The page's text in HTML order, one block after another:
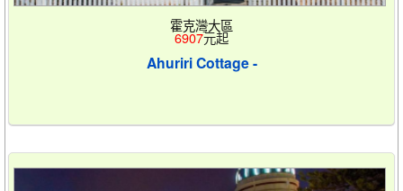
霍克灣大區
6907元起
Ahuriri Cottage -